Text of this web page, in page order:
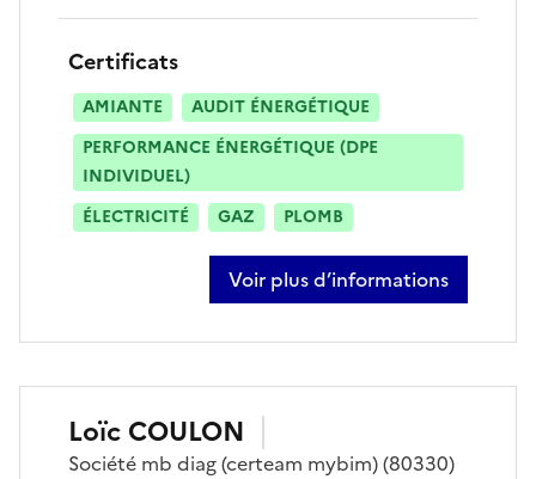
Certificats
AMIANTE
AUDIT ÉNERGÉTIQUE
PERFORMANCE ÉNERGÉTIQUE (DPE
INDIVIDUEL)
ÉLECTRICITÉ
GAZ PLOMB
Voir plus d’informations
sur tony just
Loïc COULON
Société mb diag (certeam mybim)(80330)